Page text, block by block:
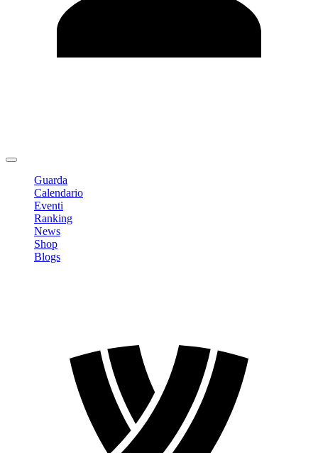
Guarda
Calendario
Eventi
Ranking
News
Shop
Blogs